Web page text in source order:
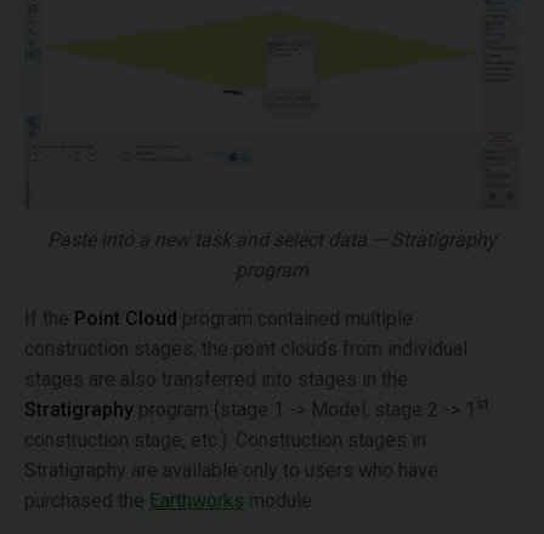
Paste into a new task and select data — Stratigraphy
program
If the Point Cloud program contained multiple
construction stages, the point clouds from individual
stages are also transferred into stages in the
Stratigraphy program (stage 1 -> Model, stage 2 -> 1 st
construction stage, etc.). Construction stages in
Stratigraphy are available only to users who have
purchased the Earthworks module.